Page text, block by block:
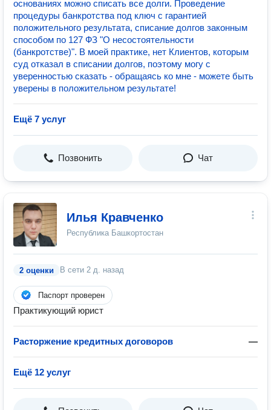
основаниях можно списать все долги. Проведение
процедуры банкротства под ключ с гарантией
положительного результата, списание долгов законным
способом по 127 ФЗ "О несостоятельности
(банкротстве)". В моей практике, нет Клиентов, которым
суд отказал в списании долгов, поэтому могу с
уверенностью сказать - обращаясь ко мне - можете быть
уверены в положительном результате!
Ещё 7 услуг
Позвонить Чат
Илья Кравченко
Республика Башкортостан
2 оценки В сети 2 д. назад
Паспорт проверен
Практикующий юрист
Расторжение кредитных договоров —
Ещё 12 услуг